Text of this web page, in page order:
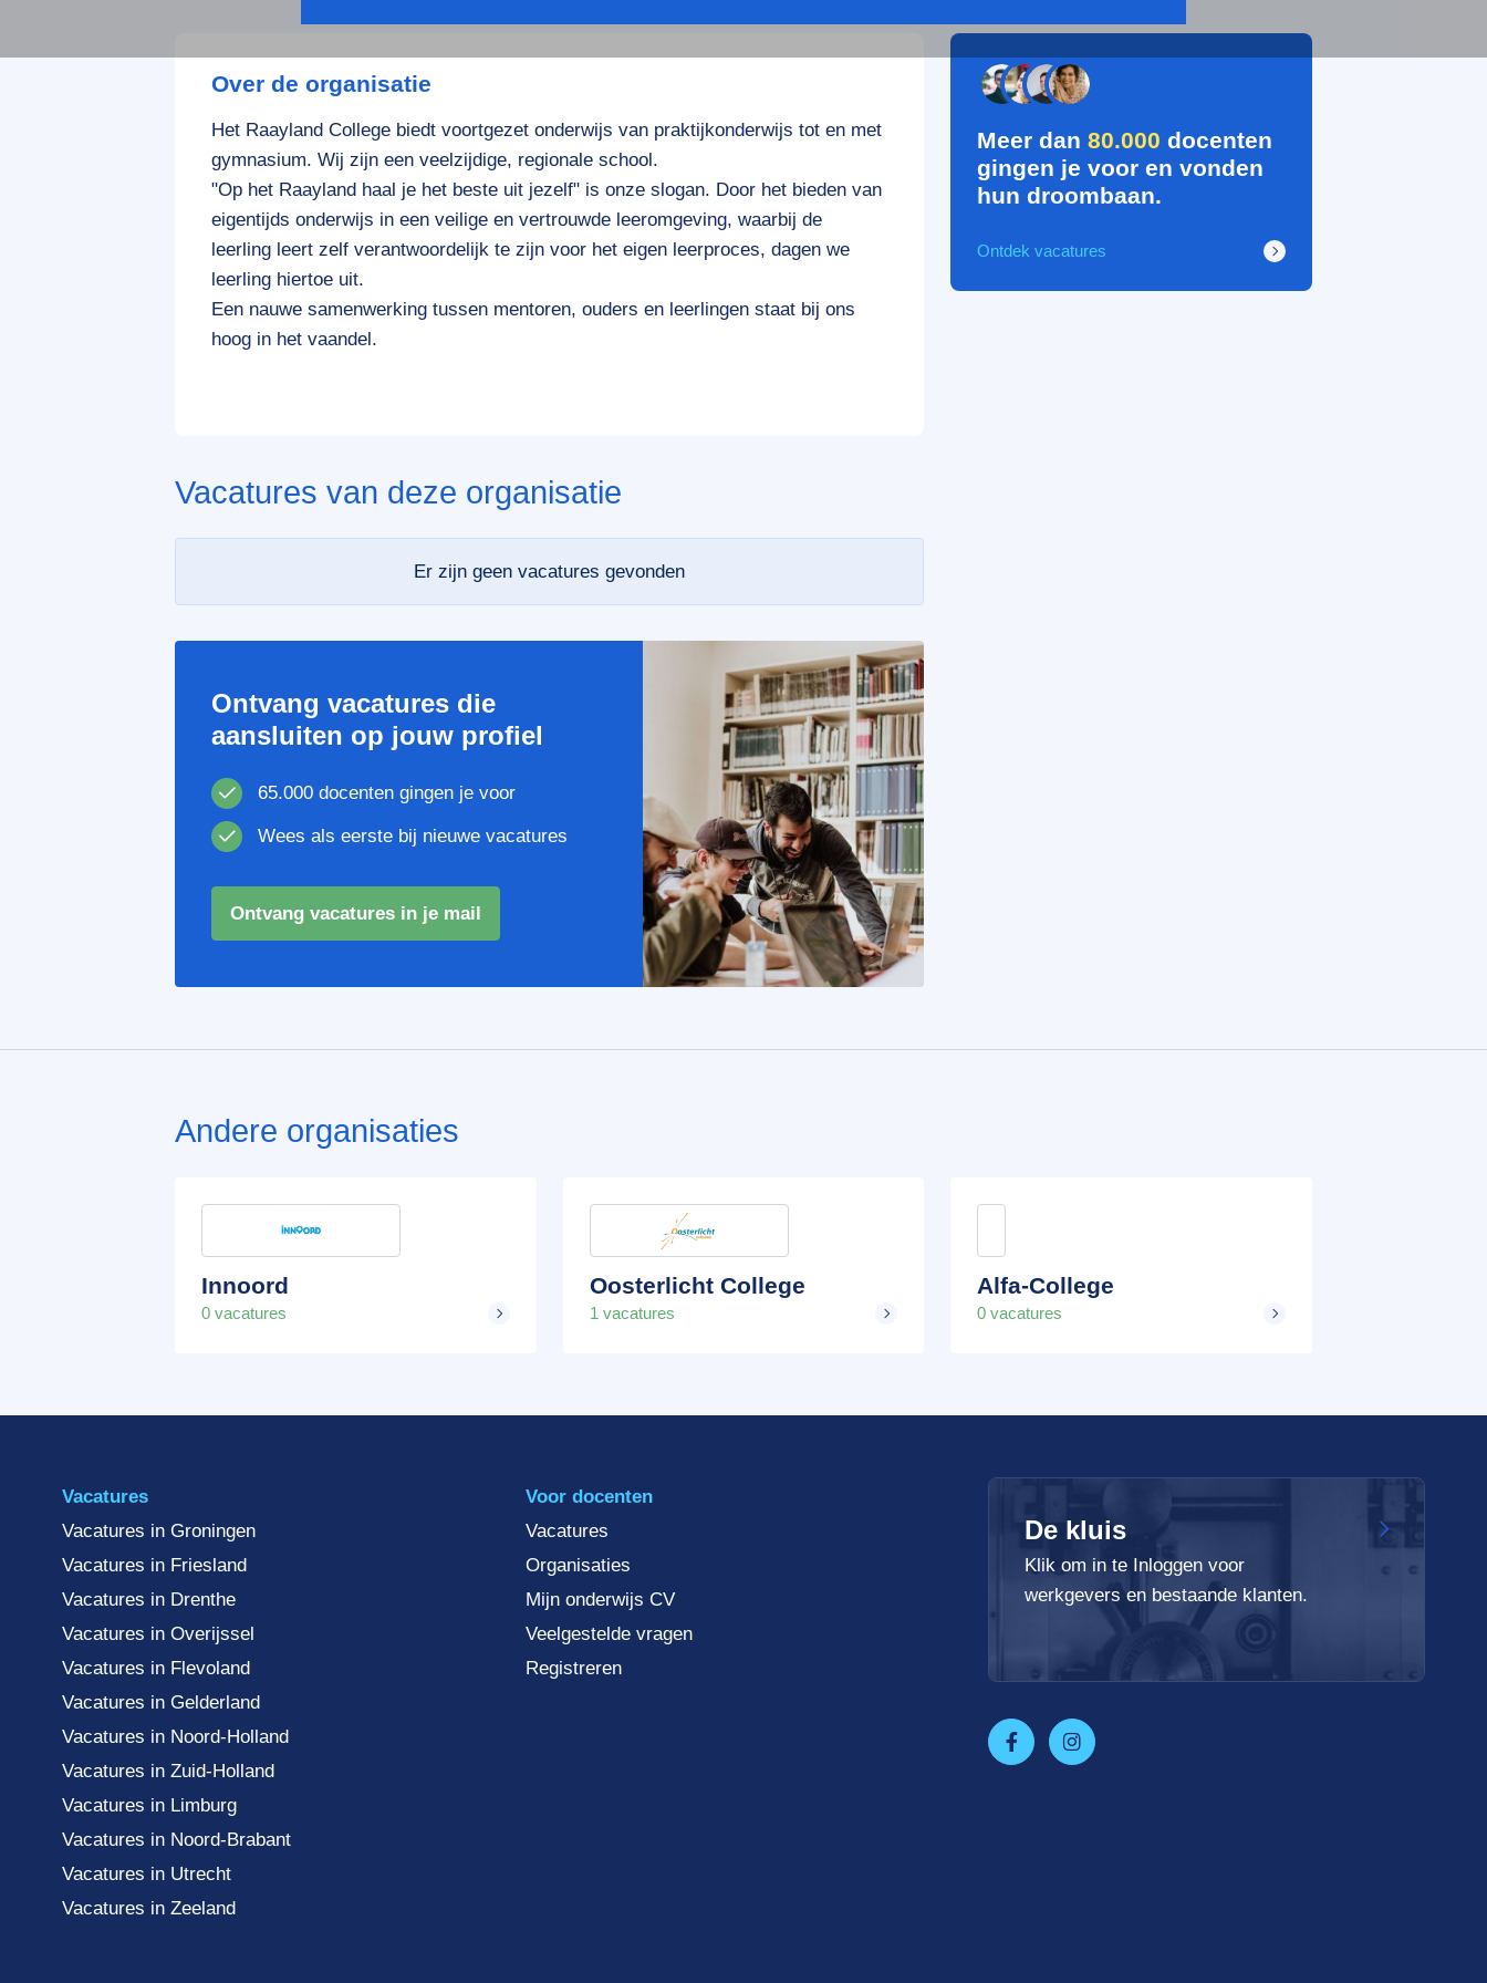
Over de organisatie
Het Raayland College biedt voortgezet onderwijs van praktijkonderwijs tot en met
gymnasium. Wij zijn een veelzijdige, regionale school.
"Op het Raayland haal je het beste uit jezelf" is onze slogan. Door het bieden van
eigentijds onderwijs in een veilige en vertrouwde leeromgeving, waarbij de
leerling leert zelf verantwoordelijk te zijn voor het eigen leerproces, dagen we
leerling hiertoe uit.
Een nauwe samenwerking tussen mentoren, ouders en leerlingen staat bij ons
hoog in het vaandel.
Vacatures van deze organisatie
Er zijn geen vacatures gevonden
Ontvang vacatures die
aansluiten op jouw profiel
65.000 docenten gingen je voor
Wees als eerste bij nieuwe vacatures
Ontvang vacatures in je mail
Meer dan80.000 docenten
gingen je voor en vonden
hun droombaan.
Ontdek vacatures
Andere organisaties
Innoord
0 vacatures
Oosterlicht College
1 vacatures
Alfa-College
0 vacatures
Vacatures
Vacatures in Groningen
Vacatures in Friesland
Vacatures in Drenthe
Vacatures in Overijssel
Vacatures in Flevoland
Vacatures in Gelderland
Vacatures in Noord-Holland
Vacatures in Zuid-Holland
Vacatures in Limburg
Vacatures in Noord-Brabant
Vacatures in Utrecht
Vacatures in Zeeland
Voor docenten
Vacatures
Organisaties
Mijn onderwijs CV
Veelgestelde vragen
Registreren
De kluis
Klik om in te Inloggen voor
werkgevers en bestaande klanten.